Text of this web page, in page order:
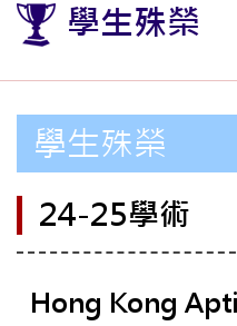
學生殊榮
學生殊榮
24-25學術
Hong Kong